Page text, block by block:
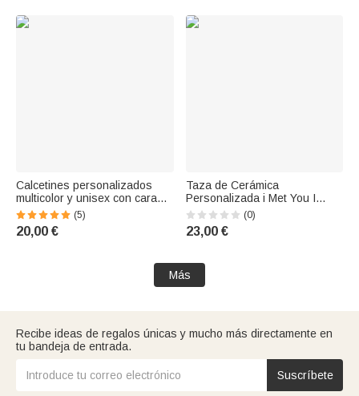
Calcetines personalizados
multicolor y unisex con cara
divertida
(5)
20,00 €
Taza de Cerámica
Personalizada i Met You I
Liked You Pareja Dulce
Recuerdo Blanco Regalo de
Aniversario para la Oficina y el
(0)
23,00 €
Más
Recibe ideas de regalos únicas y mucho más directamente en
tu bandeja de entrada.
Suscríbete